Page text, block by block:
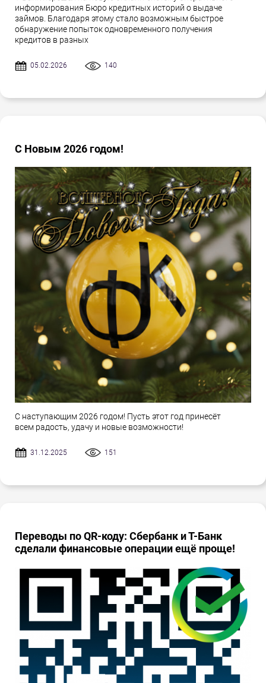
информирования Бюро кредитных историй о выдаче
займов. Благодаря этому стало возможным быстрое
обнаружение попыток одновременного получения
кредитов в разных
05.02.2026 140
С Новым 2026 годом!
С наступающим 2026 годом! Пусть этот год принесёт
всем радость, удачу и новые возможности!
31.12.2025 151
Переводы по QR-коду: Сбербанк и Т-Банк
сделали финансовые операции ещё проще!